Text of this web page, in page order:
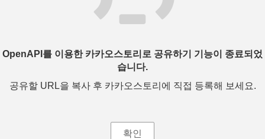
OpenAPI를 이용한 카카오스토리로 공유하기 기능이 종료되었
습니다.
공유할 URL을 복사 후 카카오스토리에 직접 등록해 보세요.
확인